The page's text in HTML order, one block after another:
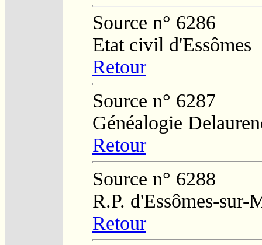
Source n° 6286
Etat civil d'Essômes
Retour
Source n° 6287
Généalogie
Retour
Source n° 6288
R.P. d'Essômes-sur-
Retour